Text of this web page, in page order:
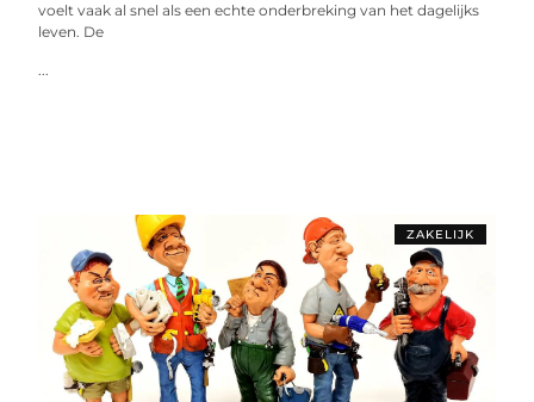
voelt vaak al snel als een echte onderbreking van het dagelijks
leven. De
...
ZAKELIJK